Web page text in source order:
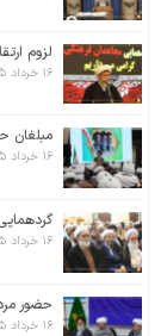
لزوم
۱۶ خرداد ۱۴۰۵
مبلغان
۱۶ خرداد ۱۴۰۵
۱۶ خرداد ۱۴۰۵
حضور
۱۶ خرداد ۱۴۰۵